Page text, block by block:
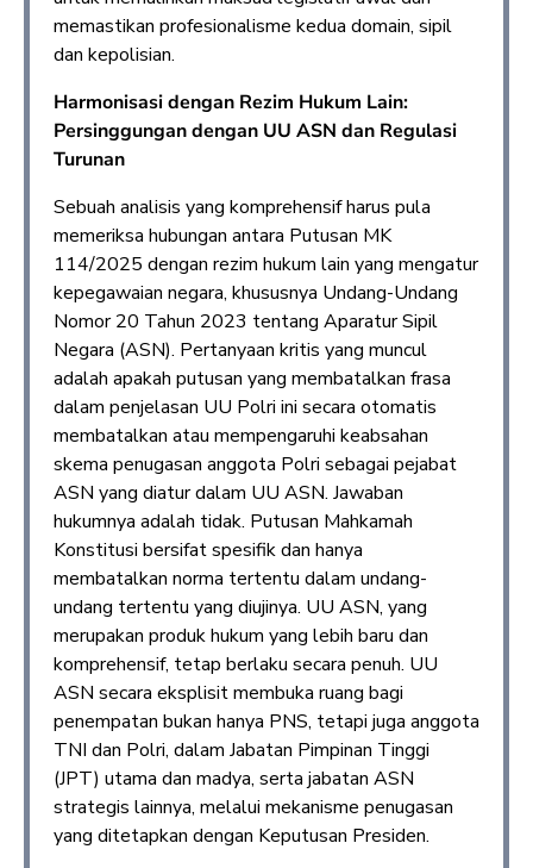
memastikan profesionalisme kedua domain, sipil
dan kepolisian.
Harmonisasi dengan Rezim Hukum Lain:
Persinggungan dengan UU ASN dan Regulasi
Turunan
Sebuah analisis yang komprehensif harus pula
memeriksa hubungan antara Putusan MK
114/2025 dengan rezim hukum lain yang mengatur
kepegawaian negara, khususnya Undang-Undang
Nomor 20 Tahun 2023 tentang Aparatur Sipil
Negara (ASN). Pertanyaan kritis yang muncul
adalah apakah putusan yang membatalkan frasa
dalam penjelasan UU Polri ini secara otomatis
membatalkan atau mempengaruhi keabsahan
skema penugasan anggota Polri sebagai pejabat
ASN yang diatur dalam UU ASN. Jawaban
hukumnya adalah tidak. Putusan Mahkamah
Konstitusi bersifat spesifik dan hanya
membatalkan norma tertentu dalam undang-
undang tertentu yang diujinya. UU ASN, yang
merupakan produk hukum yang lebih baru dan
komprehensif, tetap berlaku secara penuh. UU
ASN secara eksplisit membuka ruang bagi
penempatan bukan hanya PNS, tetapi juga anggota
TNI dan Polri, dalam Jabatan Pimpinan Tinggi
(JPT) utama dan madya, serta jabatan ASN
strategis lainnya, melalui mekanisme penugasan
yang ditetapkan dengan Keputusan Presiden.